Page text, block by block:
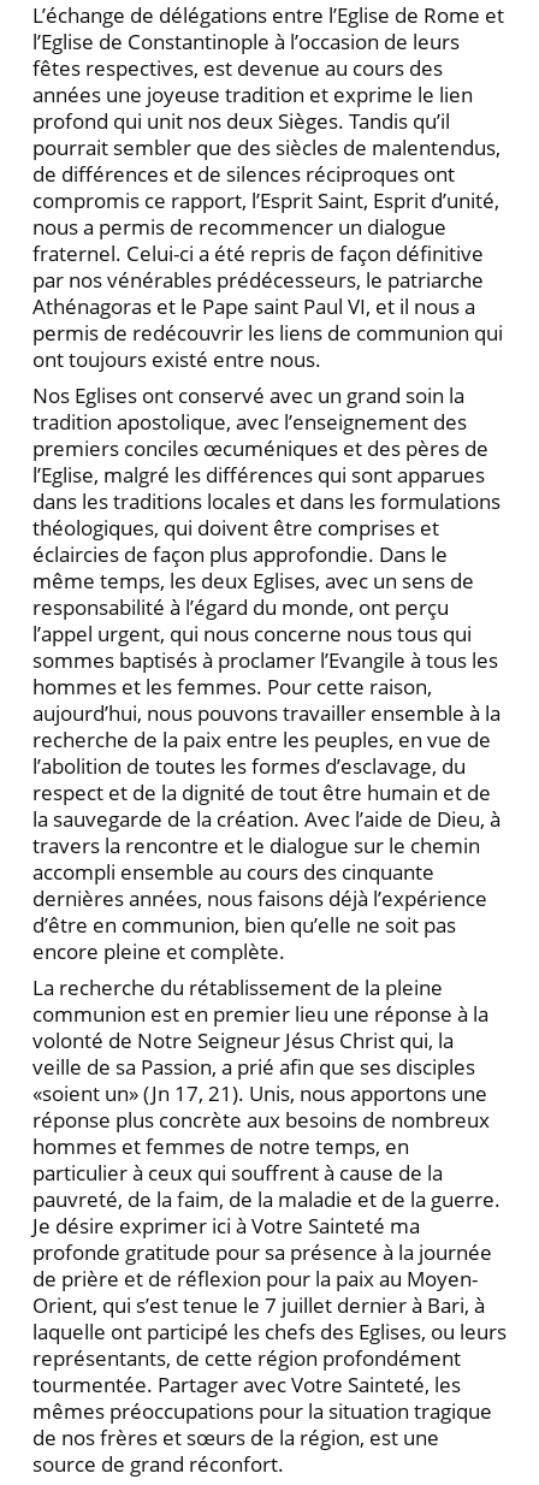
L’échange de délégations entre l’Eglise de Rome et
l’Eglise de Constantinople à l’occasion de leurs
fêtes respectives, est devenue au cours des
années une joyeuse tradition et exprime le lien
profond qui unit nos deux Sièges. Tandis qu’il
pourrait sembler que des siècles de malentendus,
de différences et de silences réciproques ont
compromis ce rapport, l’Esprit Saint, Esprit d’unité,
nous a permis de recommencer un dialogue
fraternel. Celui-ci a été repris de façon définitive
par nos vénérables prédécesseurs, le patriarche
Athénagoras et le Pape saint Paul VI, et il nous a
permis de redécouvrir les liens de communion qui
ont toujours existé entre nous.
Nos Eglises ont conservé avec un grand soin la
tradition apostolique, avec l’enseignement des
premiers conciles œcuméniques et des pères de
l’Eglise, malgré les différences qui sont apparues
dans les traditions locales et dans les formulations
théologiques, qui doivent être comprises et
éclaircies de façon plus approfondie. Dans le
même temps, les deux Eglises, avec un sens de
responsabilité à l’égard du monde, ont perçu
l’appel urgent, qui nous concerne nous tous qui
sommes baptisés à proclamer l’Evangile à tous les
hommes et les femmes. Pour cette raison,
aujourd’hui, nous pouvons travailler ensemble à la
recherche de la paix entre les peuples, en vue de
l’abolition de toutes les formes d’esclavage, du
respect et de la dignité de tout être humain et de
la sauvegarde de la création. Avec l’aide de Dieu, à
travers la rencontre et le dialogue sur le chemin
accompli ensemble au cours des cinquante
dernières années, nous faisons déjà l’expérience
d’être en communion, bien qu’elle ne soit pas
encore pleine et complète.
La recherche du rétablissement de la pleine
communion est en premier lieu une réponse à la
volonté de Notre Seigneur Jésus Christ qui, la
veille de sa Passion, a prié afin que ses disciples
«soient un» (Jn 17, 21). Unis, nous apportons une
réponse plus concrète aux besoins de nombreux
hommes et femmes de notre temps, en
particulier à ceux qui souffrent à cause de la
pauvreté, de la faim, de la maladie et de la guerre.
Je désire exprimer ici à Votre Sainteté ma
profonde gratitude pour sa présence à la journée
de prière et de réflexion pour la paix au Moyen-
Orient, qui s’est tenue le 7 juillet dernier à Bari, à
laquelle ont participé les chefs des Eglises, ou leurs
représentants, de cette région profondément
tourmentée. Partager avec Votre Sainteté, les
mêmes préoccupations pour la situation tragique
de nos frères et sœurs de la région, est une
source de grand réconfort.